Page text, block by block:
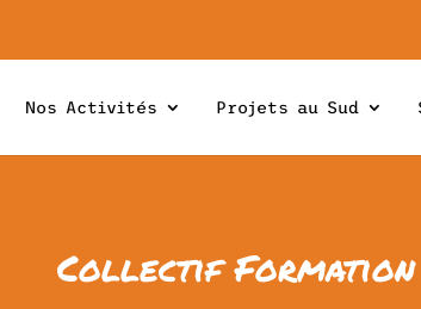
Nos Activités Projets au Sud
Collectif Formation